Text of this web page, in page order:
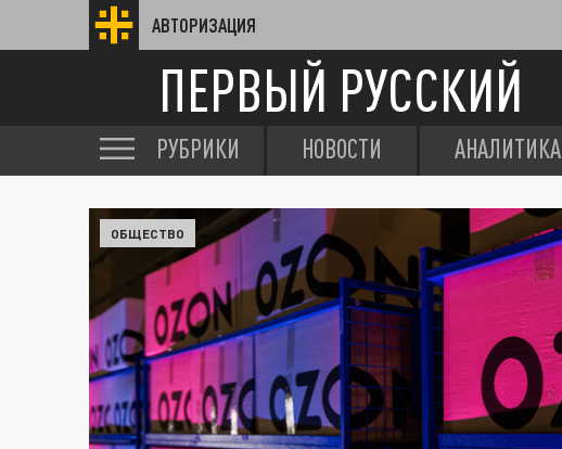
АВТОРИЗАЦИЯ
ПЕРВЫЙ РУССКИЙ
РУБРИКИ НОВОСТИ АНАЛИТИКА
ОБЩЕСТВО